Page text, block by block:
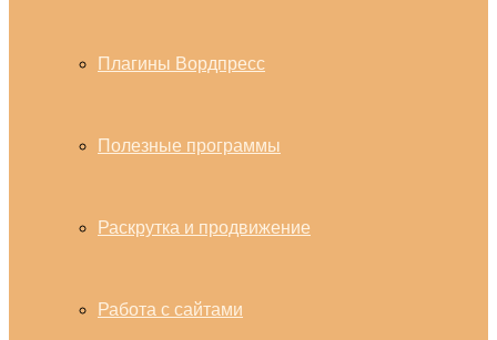
Плагины Вордпресс
Полезные программы
Раскрутка и продвижение
Работа с сайтами